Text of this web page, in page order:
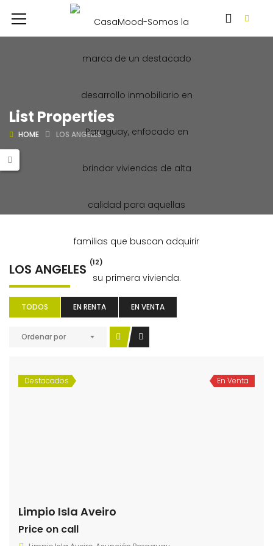
List Properties
HOME LOS ANGELES
LOS ANGELES (12)
TODOS EN RENTA EN VENTA
Ordenar por
Destacados En Venta
Limpio Isla Aveiro
Price on call